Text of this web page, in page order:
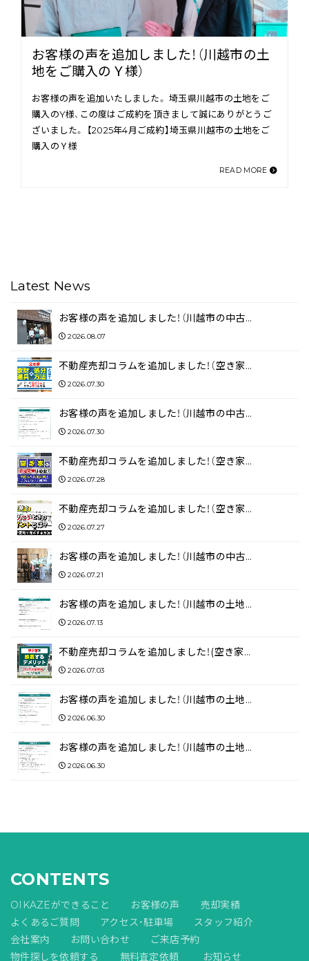
お客様の声を追加しました！（川越市の土
地をご購入のＹ様）
お客様の声を追加いたしました。 埼玉県川越市の土地をご
購入のY様、この度はご成約を頂きまして誠にありがとうご
ざいました。 【2025年4月ご成約】埼玉県川越市の土地をご
購入のＹ様
READ MORE
Latest News
お客様の声を追加しました！（川越市の中古…
2026.08.07
不動産売却コラムを追加しました！（空き家…
2026.07.30
お客様の声を追加しました！（川越市の中古…
2026.07.30
不動産売却コラムを追加しました！（空き家…
2026.07.28
不動産売却コラムを追加しました！（空き家…
2026.07.27
お客様の声を追加しました！（川越市の中古…
2026.07.21
お客様の声を追加しました！（川越市の土地…
2026.07.13
不動産売却コラムを追加しました！(空き家…
2026.07.03
お客様の声を追加しました！（川越市の土地…
2026.06.30
お客様の声を追加しました！（川越市の土地…
2026.06.30
CONTENTS
OIKAZEができること お客様の声
売却実績
よくあるご質問
アクセス・駐車場
スタッフ紹介
会社案内
お問い合わせ
ご来店予約
物件探しを依頼する
無料査定依頼 お知らせ